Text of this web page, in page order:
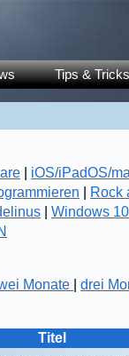
Tips & Tricks
iOS/iPadOS/
Rock
Windows 10
Monate drei
Titel